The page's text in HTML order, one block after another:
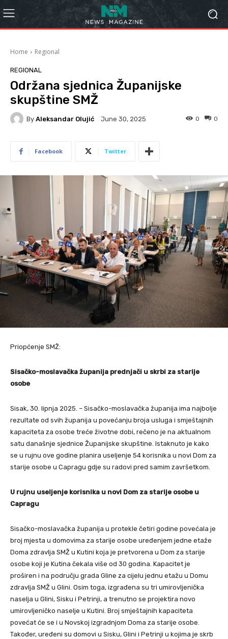
Home Regional
REGIONAL
Održana sjednica Županijske
skupštine SMŽ
By Aleksandar Olujić June 30, 2025 0
0
Facebook Twitter
Priopćenje SMŽ:
Sisačko-moslavačka županija prednjači u skrbi za starije
osobe
Sisak, 30. lipnja 2025. – Sisačko-moslavačka županija ima najbolje
rezultate od svih županija u povećanju broja usluga i smještajnih
kapaciteta za osobe treće životne dobi, rečeno je na aktualnom
satu današnje sjednice Županijske skupštine. Istaknuto je kako
se u rujnu ove godine planira useljenje 54 korisnika u novi Dom za
starije osobe u Capragu gdje su radovi pred samim završetkom.
U rujnu useljenje korisnika u novi Dom za starije osobe u
Capragu
Sisačko-moslavačka županija u protekle četiri godine povećala je
broj mjesta u domovima za starije osobe uređenjem jedne etaže
Doma zdravlja SMŽ u Kutini koja je pretvorena u Dom za starije
osobe koji je Kutina čekala više od 30 godina. Kapacitet je
proširen i na području grada Gline za cijelu jednu etažu u Domu
zdravlja SMŽ u Glini. Osim toga, izgrađena su tri umirovljenička
naselja u Glini, Sisku i Petrinji, a trenutno se projektira novo
umirovljeničko naselje u Kutini. Broj smještajnih kapaciteta
povećat će se i u Novskoj izgradnjom Doma za starije osobe.
Također, uređeni su domovi u Sisku, Glini i Petrinji u kojima je skrb